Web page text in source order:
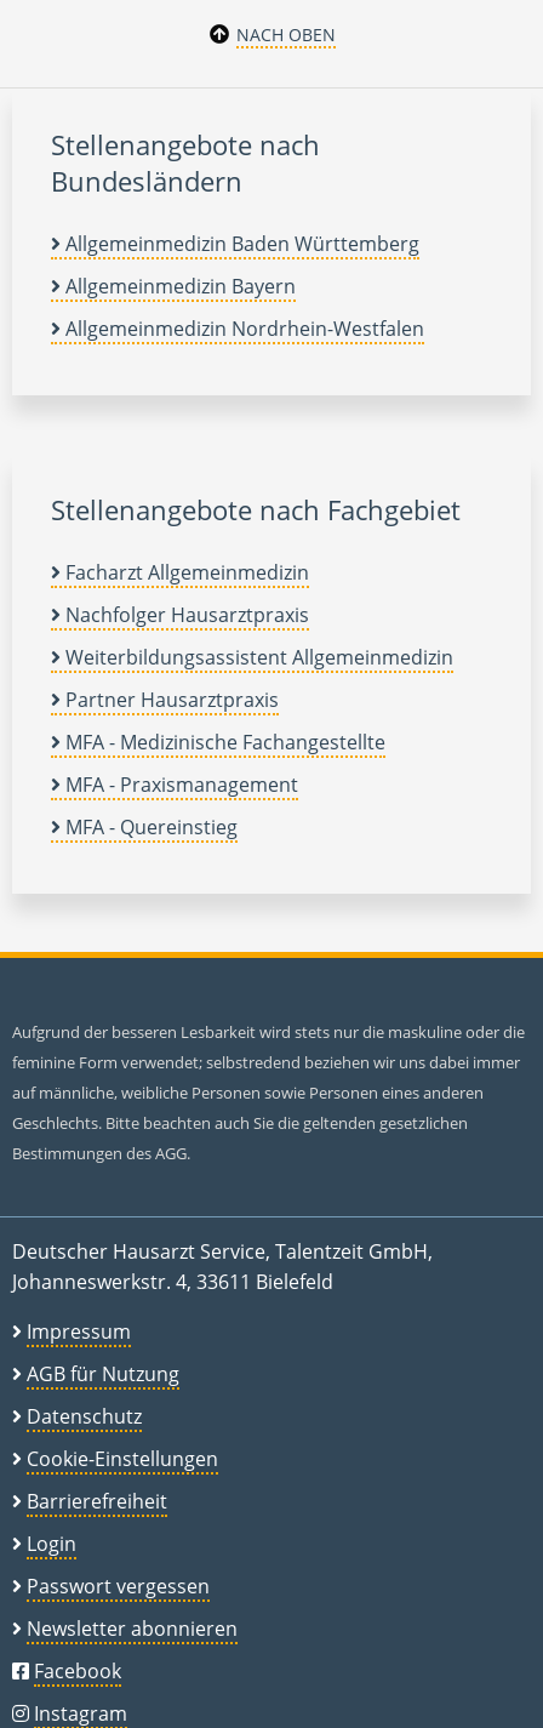
NACH OBEN
Stellenangebote nach
Bundesländern
Allgemeinmedizin Baden Württemberg
Allgemeinmedizin Bayern
Allgemeinmedizin Nordrhein-Westfalen
Stellenangebote nach Fachgebiet
Facharzt Allgemeinmedizin
Nachfolger Hausarztpraxis
Weiterbildungsassistent Allgemeinmedizin
Partner Hausarztpraxis
MFA - Medizinische Fachangestellte
MFA - Praxismanagement
MFA - Quereinstieg
Aufgrund der besseren Lesbarkeit wird stets nur die maskuline oder die
feminine Form verwendet; selbstredend beziehen wir uns dabei immer
auf männliche, weibliche Personen sowie Personen eines anderen
Geschlechts. Bitte beachten auch Sie die geltenden gesetzlichen
Bestimmungen des AGG.
Deutscher Hausarzt Service, Talentzeit GmbH,
Johanneswerkstr. 4, 33611 Bielefeld
Impressum
AGB für Nutzung
Datenschutz
Cookie-Einstellungen
Barrierefreiheit
Login
Passwort vergessen
Newsletter abonnieren
Facebook
Instagram